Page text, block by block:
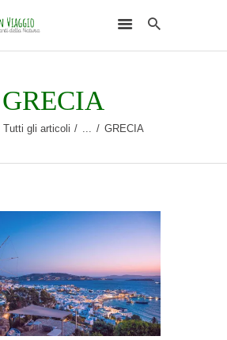
GRECIA
Tutti gli articoli ... GRECIA